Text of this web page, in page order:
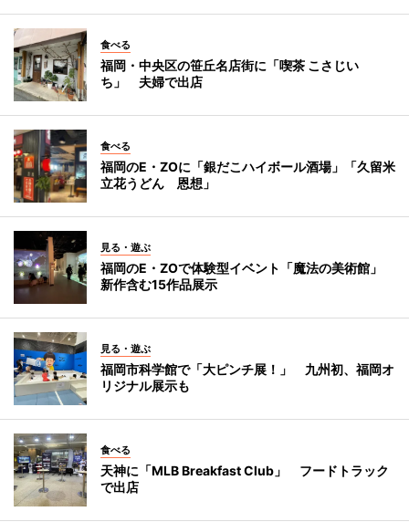
食べる
福岡・中央区の笹丘名店街に「喫茶 こさじい
ち」 夫婦で出店
食べる
福岡のE・ZOに「銀だこハイボール酒場」「久留米
立花うどん 恩想」
見る・遊ぶ
福岡のE・ZOで体験型イベント「魔法の美術館」
新作含む15作品展示
見る・遊ぶ
福岡市科学館で「大ピンチ展！」 九州初、福岡オ
リジナル展示も
食べる
天神に「MLB Breakfast Club」 フードトラック
で出店